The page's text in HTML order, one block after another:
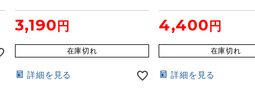
3,190
在庫切れ
詳細を見る
4,400
在庫切れ
詳細を見る